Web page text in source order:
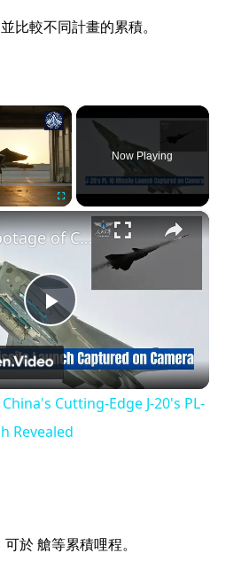
比較不同計畫的累積。
×
Fullscreen
Now Playing
×
Play
Video
Rare Footage of China's Cutting-Edge J-20's PL-10 Missile Launch Revealed
Cutting-Edge J-20's PL-
Revealed
於 艙等累積哩程。